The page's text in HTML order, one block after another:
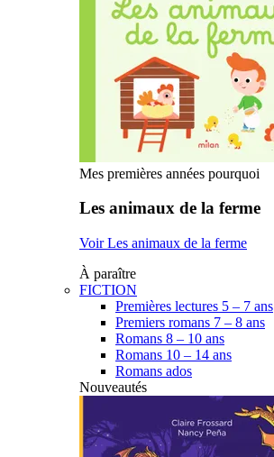
Mes premières années pourquoi
Les animaux de la ferme
Voir Les animaux de la ferme
À paraître
FICTION
Premières lectures 5 – 7 ans
Premiers romans 7 – 8 ans
Romans 8 – 10 ans
Romans 10 – 14 ans
Romans ados
Nouveautés